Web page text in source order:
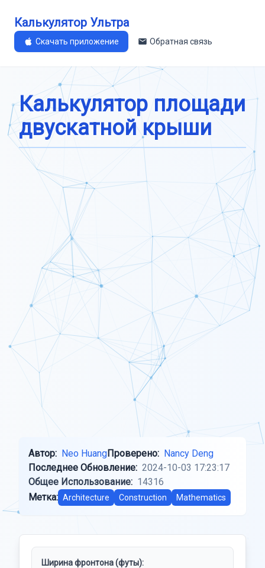
Калькулятор Ультра
Скачать приложение Обратная связь
Калькулятор площади
двускатной крыши
Автор: Neo HuangПроверено: Nancy Deng
Последнее Обновление: 2024-10-03 17:23:17
Общее Использование: 14316
Метка: Architecture Construction Mathematics
Ширина фронтона (футы):